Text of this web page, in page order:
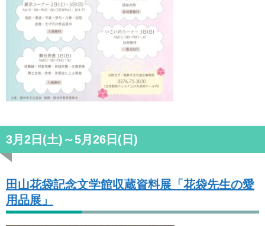
3月2日(土)～5月26日(日)
田山花袋記念文学館収蔵資料展「花袋先生の愛
用品展」